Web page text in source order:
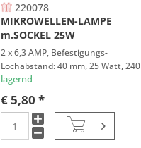
220078
MIKROWELLEN-LAMPE
m.SOCKEL 25W
2 x 6,3 AMP, Befestigungs-
Lochabstand: 40 mm, 25 Watt, 240
Volt
lagernd
€ 5,80 *